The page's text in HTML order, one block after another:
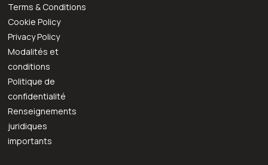
Terms & Conditions
Cookie Policy
Privacy Policy
Modalités et
conditions
Politique de
confidentialité
Renseignements
juridiques
importants